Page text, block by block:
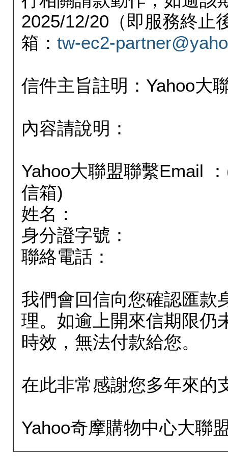
2025/12/20（即服務終止
箱： tw-ec2-
信件主旨註明：Yahoo大
內容請說明：
Yahoo大聯盟聯繫Email
信箱)
姓名：
身分證字號：
聯絡電話：
我們會回信向您確認匯款
理。如逾上開來信期限仍
時效，無法付款給您。
在此非常感謝您多年來的
Yahoo奇摩購物中心大